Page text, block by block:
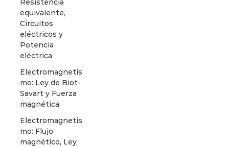
Resistencia
equivalente,
Circuitos
eléctricos y
Potencia
eléctrica
Electromagnetis
mo: Ley de Biot-
Savart y Fuerza
magnética
Electromagnetis
mo: Flujo
magnético, Ley